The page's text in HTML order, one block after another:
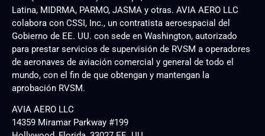
Latina, MIDRMA, PARMO, JASMA y otras. AVIA AERO LLC
colabora con CSSI, Inc., un contratista aeroespacial del
Gobierno de EE. UU. con sede en Washington, autorizado
para prestar servicios de supervisión de RVSM a operadores
de aeronaves de aviación comercial y general de todo el
mundo, con el fin de que obtengan y mantengan la
aprobación RVSM.
AVIA AERO LLC
14359 Miramar Parkway #199